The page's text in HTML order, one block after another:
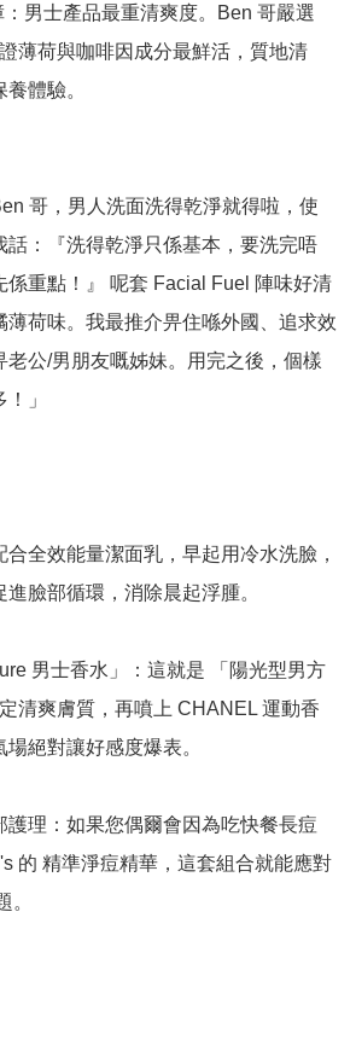
男士產品最重清爽度。Ben 哥嚴選
薄荷與咖啡因成分最鮮活，質地清
體驗。
哥，男人洗面洗得乾淨就得啦，使
話：『洗得乾淨只係基本，要洗完唔
係重點！』 呢套 Facial Fuel 陣味好清
薄荷味。我最推介畀住喺外國、追求效
老公/男朋友嘅姊妹。用完之後，個樣
」
合全效能量潔面乳，早起用冷水洗臉，
臉部循環，消除晨起浮腫。
男士香水」：這就是 「陽光型男方
清爽膚質，再噴上 CHANEL 運動香
絕對讓好感度爆表。
護理：如果您偶爾會因為吃快餐長痘
的 精準淨痘精華，這套組合就能應對
。